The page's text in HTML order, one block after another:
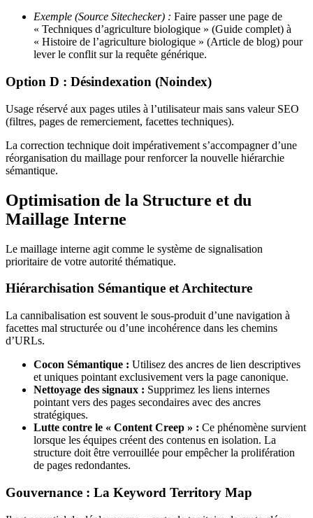
Exemple (Source Sitechecker) : Faire passer une page de
« Techniques d’agriculture biologique » (Guide complet) à
« Histoire de l’agriculture biologique » (Article de blog) pour
lever le conflit sur la requête générique.
Option D : Désindexation (Noindex)
Usage réservé aux pages utiles à l’utilisateur mais sans valeur SEO
(filtres, pages de remerciement, facettes techniques).
La correction technique doit impérativement s’accompagner d’une
réorganisation du maillage pour renforcer la nouvelle hiérarchie
sémantique.
Optimisation de la Structure et du
Maillage Interne
Le maillage interne agit comme le système de signalisation
prioritaire de votre autorité thématique.
Hiérarchisation Sémantique et Architecture
La cannibalisation est souvent le sous-produit d’une navigation à
facettes mal structurée ou d’une incohérence dans les chemins
d’URLs.
Cocon Sémantique : Utilisez des ancres de lien descriptives
et uniques pointant exclusivement vers la page canonique.
Nettoyage des signaux : Supprimez les liens internes
pointant vers des pages secondaires avec des ancres
stratégiques.
Lutte contre le « Content Creep » : Ce phénomène survient
lorsque les équipes créent des contenus en isolation. La
structure doit être verrouillée pour empêcher la prolifération
de pages redondantes.
Gouvernance : La Keyword Territory Map